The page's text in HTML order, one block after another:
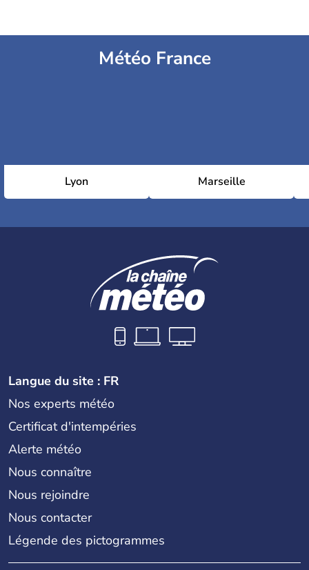
Météo France
Lyon Marseille
Langue du site : FR
Nos experts météo
Certificat d'intempéries
Alerte météo
Nous connaître
Nous rejoindre
Nous contacter
Légende des pictogrammes